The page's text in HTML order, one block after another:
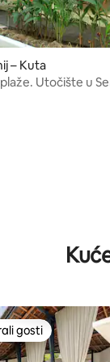
recenzija: 16
– Kuta
Utočište u
rangiranima s
gosti